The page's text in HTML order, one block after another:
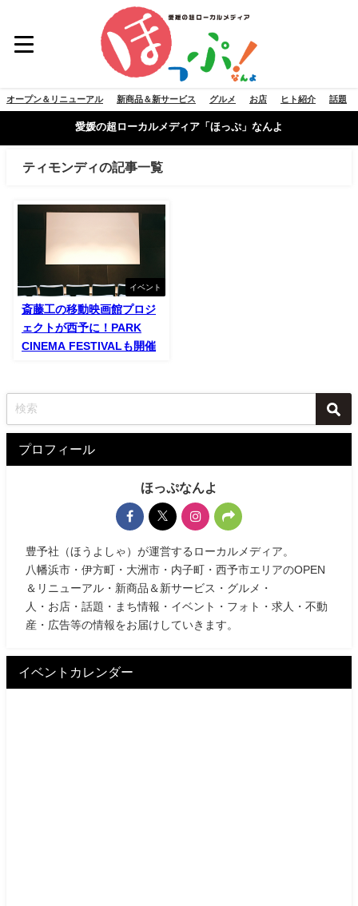
オープン＆リニューアル 新商品＆新サービス グルメ お店 ヒト紹介 話題
愛媛の超ローカルメディア「ほっぷ」なんよ
ティモンディの記事一覧
イベント
斎藤工の移動映画館プロジ
ェクトが西予に！PARK
CINEMA FESTIVALも開催
プロフィール
ほっぷなんよ
豊予社（ほうよしゃ）が運営するローカルメディア。
八幡浜市・伊方町・大洲市・内子町・西予市エリアのOPEN
＆リニューアル・新商品＆新サービス・グルメ・
人・お店・話題・まち情報・イベント・フォト・求人・不動
産・広告等の情報をお届けしていきます。
イベントカレンダー